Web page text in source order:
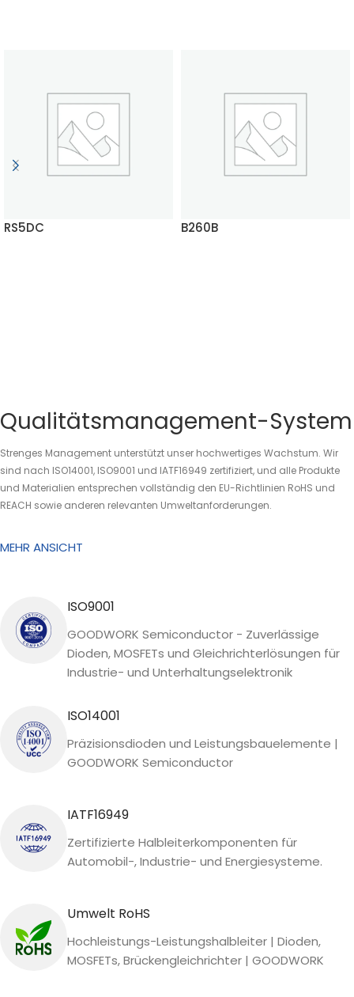
RS5DC B260B
Qualitätsmanagement-System
Strenges Management unterstützt unser hochwertiges Wachstum. Wir
sind nach ISO14001, ISO9001 und IATF16949 zertifiziert, und alle Produkte
und Materialien entsprechen vollständig den EU-Richtlinien RoHS und
REACH sowie anderen relevanten Umweltanforderungen.
MEHR ANSICHT
ISO9001
GOODWORK Semiconductor - Zuverlässige
Dioden, MOSFETs und Gleichrichterlösungen für
Industrie- und Unterhaltungselektronik
ISO14001
Präzisionsdioden und Leistungsbauelemente |
GOODWORK Semiconductor
IATF16949
Zertifizierte Halbleiterkomponenten für
Automobil-, Industrie- und Energiesysteme.
Umwelt RoHS
Hochleistungs-Leistungshalbleiter | Dioden,
MOSFETs, Brückengleichrichter | GOODWORK